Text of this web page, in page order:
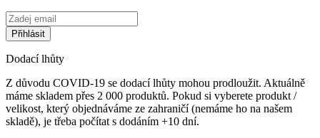
Dodací lhůty
Z důvodu COVID-19 se dodací lhůty mohou prodloužit. Aktuálně
máme skladem přes 2 000 produktů. Pokud si vyberete produkt /
velikost, který objednáváme ze zahraničí (nemáme ho na našem
skladě), je třeba počítat s dodáním +10 dní.